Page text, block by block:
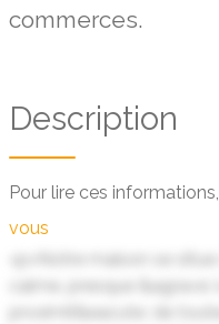
commerces.
Description
Pour lire ces informations,
vous